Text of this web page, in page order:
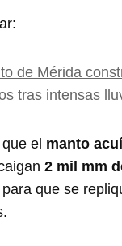
de Mérida
tras intensas
el manto
2 mil mm
para que se